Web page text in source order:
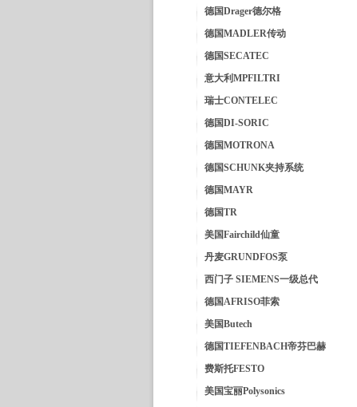
德国Drager德尔格
德国MADLER传动
德国SECATEC
意大利MPFILTRI
瑞士CONTELEC
德国DI-SORIC
德国MOTRONA
德国SCHUNK夹持系统
德国MAYR
德国TR
美国Fairchild仙童
丹麦GRUNDFOS泵
西门子 SIEMENS一级总代
德国AFRISO菲索
美国Butech
德国TIEFENBACH帝芬巴赫
费斯托FESTO
美国宝丽Polysonics